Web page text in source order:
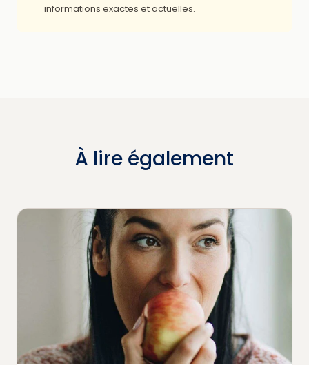
informations exactes et actuelles.
À lire également